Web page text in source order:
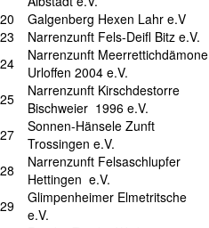
20
Galgenberg Hexen Lahr e.V
23
Narrenzunft Fels-Deifl Bitz e.V.
24
Narrenzunft Meerrettichdämone
Urloffen 2004 e.V.
25
Narrenzunft Kirschdestorre
Bischweier 1996 e.V.
27
Sonnen-Hänsele Zunft
Trossingen e.V.
28
Narrenzunft Felsaschlupfer
Hettingen e.V.
29
Glimpenheimer Elmetritsche
e.V.